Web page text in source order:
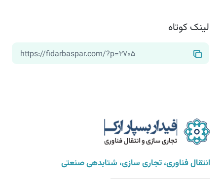
لینک کوتاه
انتقال فناوری، تجاری سازی، شتابدهی صنعتی